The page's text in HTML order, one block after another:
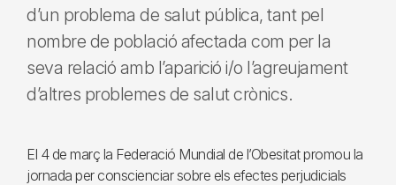
d’un problema de salut pública, tant pel
nombre de població afectada com per la
seva relació amb l’aparició i/o l’agreujament
d’altres problemes de salut crònics.
El 4 de març la Federació Mundial de l’Obesitat promou la
jornada per conscienciar sobre els efectes perjudicials